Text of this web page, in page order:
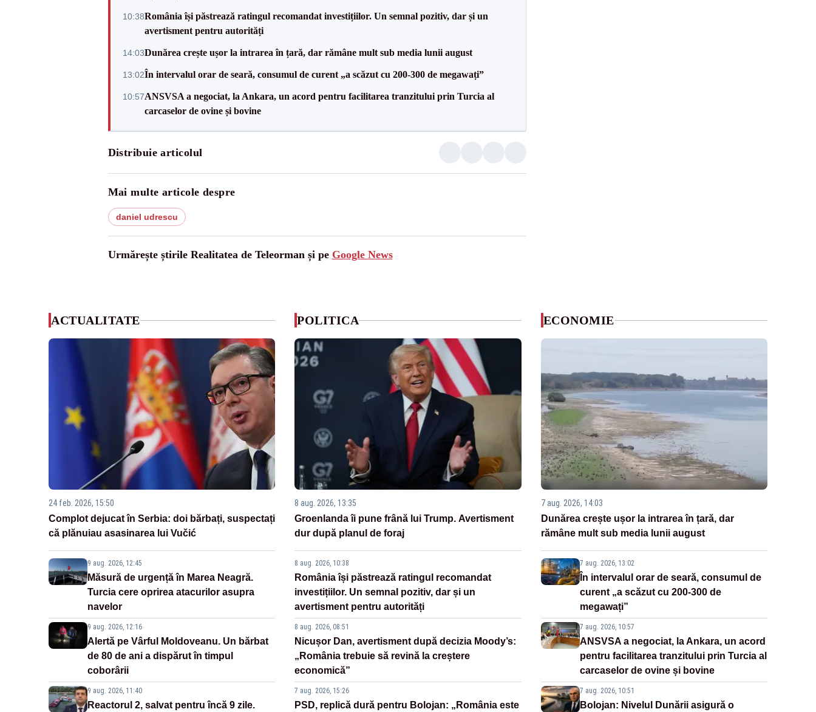
10:38România își păstrează ratingul recomandat investițiilor. Un semnal pozitiv, dar și un
avertisment pentru autorități
14:03Dunărea crește ușor la intrarea în țară, dar rămâne mult sub media lunii august
13:02În intervalul orar de seară, consumul de curent „a scăzut cu 200-300 de megawați”
10:57ANSVSA a negociat, la Ankara, un acord pentru facilitarea tranzitului prin Turcia al
carcaselor de ovine și bovine
Distribuie articolul
Mai multe articole despre
daniel udrescu
Urmărește știrile Realitatea de Teleorman și pe Google News
ACTUALITATE
24 feb. 2026, 15:50
Complot dejucat în Serbia: doi bărbați, suspectați
că plănuiau asasinarea lui Vučić
9 aug. 2026, 12:45
Măsură de urgență în Marea Neagră.
Turcia cere oprirea atacurilor asupra
navelor
9 aug. 2026, 12:16
Alertă pe Vârful Moldoveanu. Un bărbat
de 80 de ani a dispărut în timpul
coborârii
9 aug. 2026, 11:40
Reactorul 2, salvat pentru încă 9 zile.
POLITICA
8 aug. 2026, 13:35
Groenlanda îi pune frână lui Trump. Avertisment
dur după planul de foraj
8 aug. 2026, 10:38
România își păstrează ratingul recomandat
investițiilor. Un semnal pozitiv, dar și un
avertisment pentru autorități
8 aug. 2026, 08:51
Nicușor Dan, avertisment după decizia Moody’s:
„România trebuie să revină la creștere
economică”
7 aug. 2026, 15:26
PSD, replică dură pentru Bolojan: „România este
ECONOMIE
7 aug. 2026, 14:03
Dunărea crește ușor la intrarea în țară, dar
rămâne mult sub media lunii august
7 aug. 2026, 13:02
În intervalul orar de seară, consumul de
curent „a scăzut cu 200-300 de
megawați”
7 aug. 2026, 10:57
ANSVSA a negociat, la Ankara, un acord
pentru facilitarea tranzitului prin Turcia al
carcaselor de ovine și bovine
7 aug. 2026, 10:51
Bolojan: Nivelul Dunării asigură o